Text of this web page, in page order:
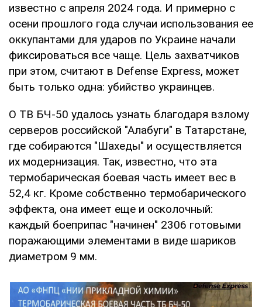
известно с апреля 2024 года. И примерно с
осени прошлого года случаи использования ее
оккупантами для ударов по Украине начали
фиксироваться все чаще. Цель захватчиков
при этом, считают в Defense Express, может
быть только одна: убийство украинцев.
О ТВ БЧ-50 удалось узнать благодаря взлому
серверов российской "Алабуги" в Татарстане,
где собираются "Шахеды" и осуществляется
их модернизация. Так, известно, что эта
термобарическая боевая часть имеет вес в
52,4 кг. Кроме собственно термобарического
эффекта, она имеет еще и осколочный:
каждый боеприпас "начинен" 2306 готовыми
поражающими элементами в виде шариков
диаметром 9 мм.